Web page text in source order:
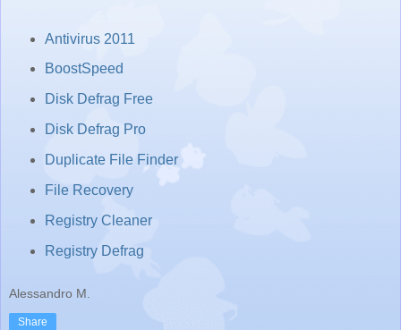
Antivirus 2011
BoostSpeed
Disk Defrag Free
Disk Defrag Pro
Duplicate File Finder
File Recovery
Registry Cleaner
Registry Defrag
Alessandro M.
Share